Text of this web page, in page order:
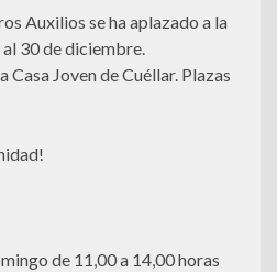
Auxilios se ha aplazado a la
30 de diciembre.
Casa Joven de Cuéllar. Plazas
de 11,00 a 14,00 horas